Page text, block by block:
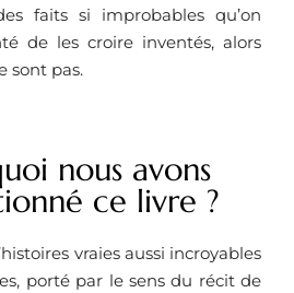
faits si improbables qu’on
de les croire inventés, alors
sont pas.
nous avons
ce livre ?
vraies aussi incroyables
porté par le sens du récit de